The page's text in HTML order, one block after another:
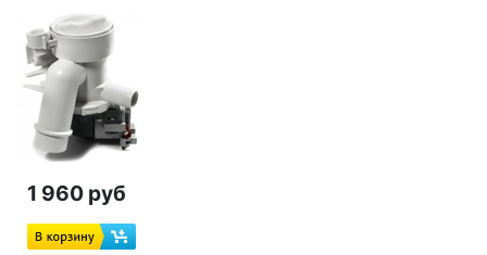
1 960 руб